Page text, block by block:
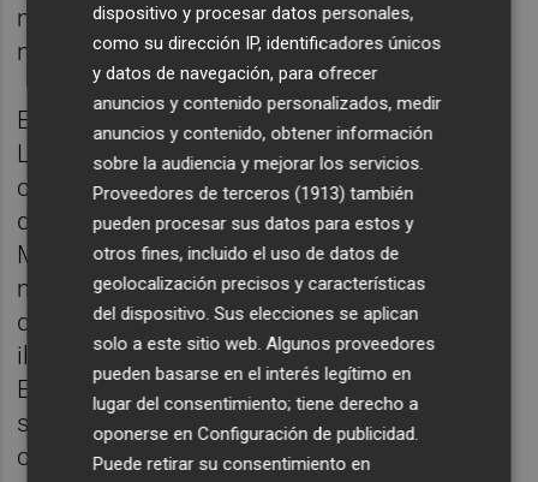
mejor volvemos a coincidir en un futuro,
nunca se sabe", lanzó al aire el defensa.
El defensa analizó al nuevo seleccionador,
Luis de la Fuente, como "muy cercano, muy
cariñoso". "Es un gusto trabajar con él, muy
del perfil que tenemos nosotros en el Real
Madrid, que te da cariño y está cerca, eso es
muy importante. He visto confianza por los
que estamos aquí, por la selección. Tiene
ilusión y ganas de ganar cosas importantes.
Ese ímpetu y las ganas hacen que el equipo
se conecte, tenemos una selección para
competir por todo", elogió al de Haro.
dispositivo y procesar datos personales,
como su dirección IP, identificadores únicos
y datos de navegación, para ofrecer
anuncios y contenido personalizados, medir
anuncios y contenido, obtener información
sobre la audiencia y mejorar los servicios.
Proveedores de terceros (1913) también
pueden procesar sus datos para estos y
otros fines, incluido el uso de datos de
geolocalización precisos y características
del dispositivo. Sus elecciones se aplican
solo a este sitio web. Algunos proveedores
pueden basarse en el interés legítimo en
lugar del consentimiento; tiene derecho a
oponerse enConfiguración de publicidad.
Puede retirar su consentimiento en